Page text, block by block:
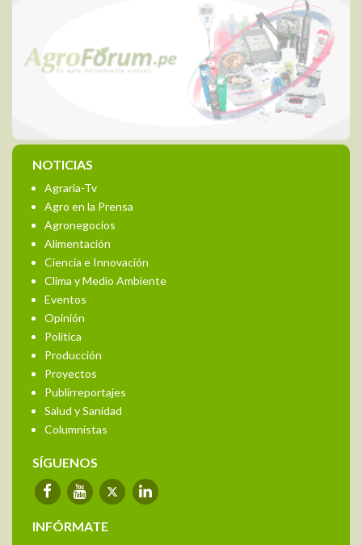
NOTICIAS
Agraria-Tv
Agro en la Prensa
Agronegocios
Alimentación
Ciencia e Innovación
Clima y Medio Ambiente
Eventos
Opinión
Política
Producción
Proyectos
Publirreportajes
Salud y Sanidad
Columnistas
SÍGUENOS
INFÓRMATE